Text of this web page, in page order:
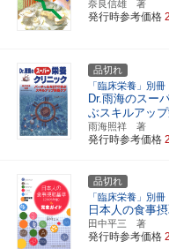
奈良信雄 著
発行時参考価格
品切れ
「臨床栄養」別冊
Dr.雨海のスー
ぶスキルアッ
雨海照祥 著
発行時参考価格
品切れ
「臨床栄養」別冊
日本人の食事
田中平三 著
発行時参考価格